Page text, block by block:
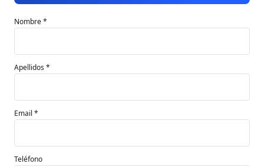
Nombre *
Apellidos *
Email *
Teléfono